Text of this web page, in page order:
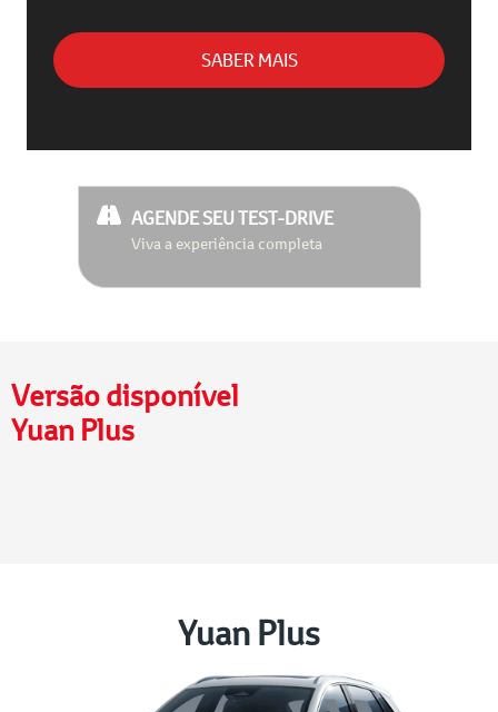
SABER MAIS
AGENDE SEU TEST-DRIVE
Viva a experiência completa
Versão disponível
Yuan Plus
Yuan Plus